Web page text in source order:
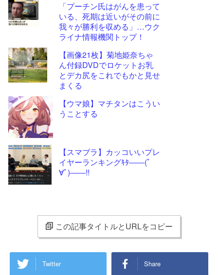
「プーチン氏はがんを患って
いる、死期は近いがその前に
我々が勝利を収める」…ウク
ライナ情報機関トップ！
【画像21枚】菊地姫奈ちゃ
ん付録DVDでロケットお乳
とデカ尻をこれでもかと見せ
まくる
【ウマ娘】マチタンはこうい
うことする
【スマブラ】カッコいいプレ
イヤーランキングｷﾀ――(ﾟ
∀ﾟ)――!!
この記事タイトルとURLをコピー
Twitter Share